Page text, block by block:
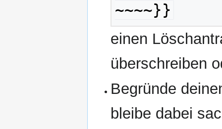
~~~~}}
einen
überschreiben
Begründe
bleibe dabei